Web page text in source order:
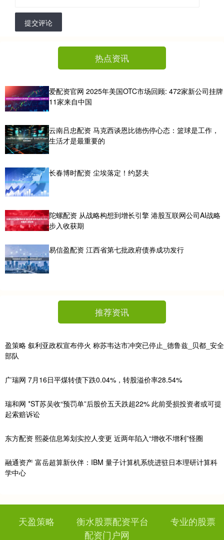
提交评论
热点资讯
爱配资官网 2025年美国OTC市场回顾: 472家新公司挂牌
11家来自中国
云南吕忠配资 马克西谈恩比德伤停心态：篮球是工作，
生活才是最重要的
长春博时配资 尘埃落定！约瑟夫
陀螺配资 从战略构想到增长引擎 港股互联网公司AI战略
步入收获期
易信盈配资 江西省第七批政府债券成功发行
推荐资讯
盈策略 叙利亚政权宣布停火 称苏韦达市冲突已停止_德鲁兹_贝都_安全
部队
广瑞网 7月16日平煤转债下跌0.04%，转股溢价率28.54%
瑞和网 *ST苏吴收“预罚单”后股价五天跌超22% 此前受损投资者或可提
起索赔诉讼
东方配资 熙菱信息筹划实控人变更 近两年陷入“增收不增利”怪圈
融通资产 富岳超算新伙伴：IBM 量子计算机系统进驻日本理研计算科
学中心
天盈策略 衡水股票配资平台
专业的股票
配资门户网